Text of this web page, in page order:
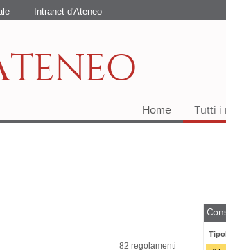
Intranet d'Ateneo
TENEO
Home Tutti i
82 regolamenti